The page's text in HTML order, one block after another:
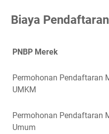
Biaya
PNBP Merek
Permohonan Pendaftaran
UMKM
Permohonan Pendaftaran
Umum